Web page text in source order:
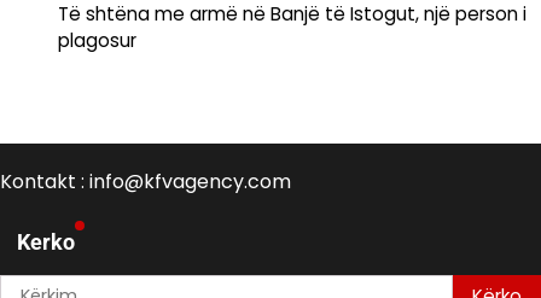
Të shtëna me armë në Banjë të Istogut, një person i
plagosur
Kontakt : info@kfvagency.com
Kerko
Kërko